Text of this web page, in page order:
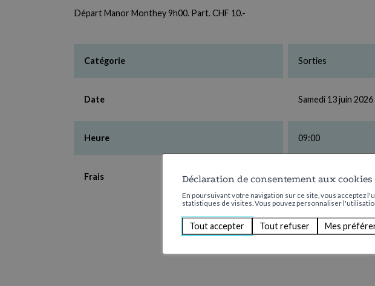
Départ Manor Monthey 9h00. Part. CHF 10.-
Catégorie Sorties
Date Samedi 13 juin 2026
Heure 09:00
Frais CHF 10.00 de
Déclaration de consentement aux cookies
En poursuivant votre navigation sur ce site, vous acceptez
statistiques de visites. Vous pouvez personnaliser
Tout accepter Tout refuser Mes